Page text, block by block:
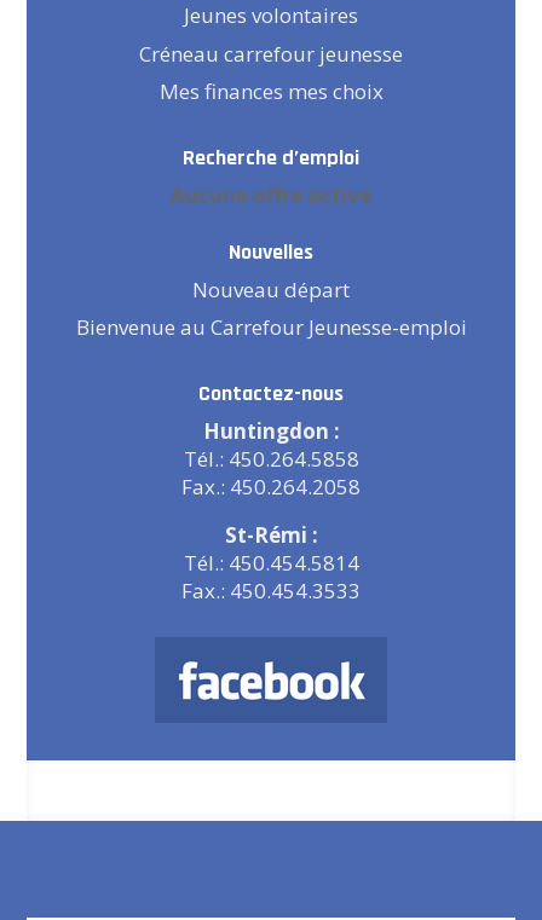
Jeunes volontaires
Créneau carrefour jeunesse
Mes finances mes choix
Recherche d’emploi
Aucune offre active
Nouvelles
Nouveau départ
Bienvenue au Carrefour Jeunesse-emploi
Contactez-nous
Huntingdon :
Tél.: 450.264.5858
Fax.: 450.264.2058
St-Rémi :
Tél.: 450.454.5814
Fax.: 450.454.3533